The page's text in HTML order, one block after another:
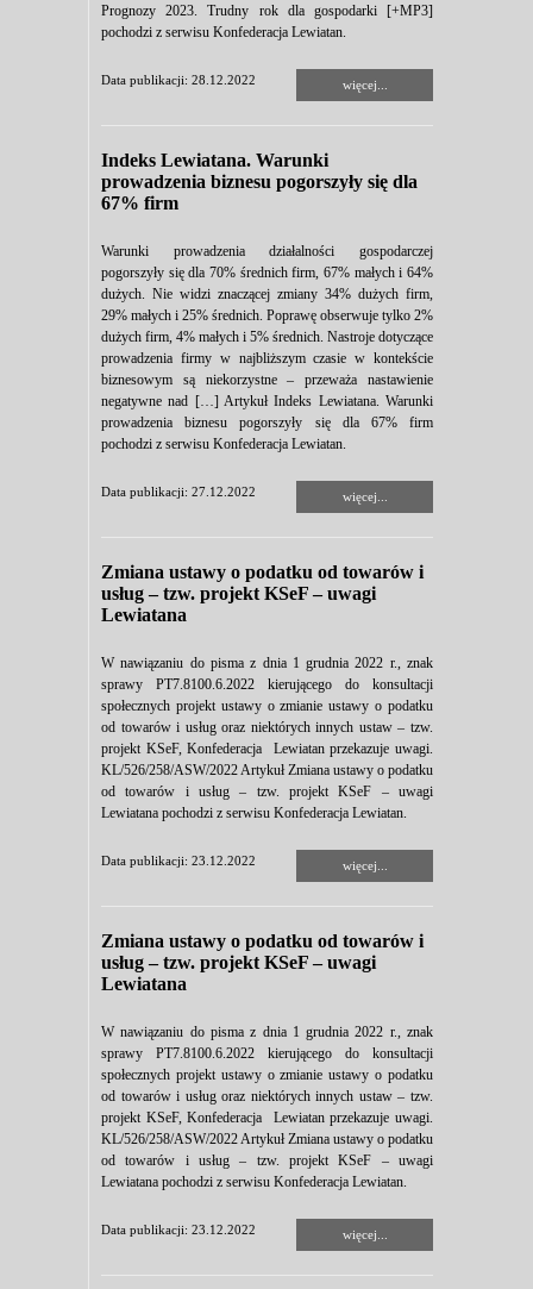
Prognozy 2023. Trudny rok dla gospodarki [+MP3]
pochodzi z serwisu Konfederacja Lewiatan.
Data publikacji: 28.12.2022 więcej...
Indeks Lewiatana. Warunki
prowadzenia biznesu pogorszyły się dla
67% firm
Warunki prowadzenia działalności gospodarczej
pogorszyły się dla 70% średnich firm, 67% małych i 64%
dużych. Nie widzi znaczącej zmiany 34% dużych firm,
29% małych i 25% średnich. Poprawę obserwuje tylko 2%
dużych firm, 4% małych i 5% średnich. Nastroje dotyczące
prowadzenia firmy w najbliższym czasie w kontekście
biznesowym są niekorzystne – przeważa nastawienie
negatywne nad […] Artykuł Indeks Lewiatana. Warunki
prowadzenia biznesu pogorszyły się dla 67% firm
pochodzi z serwisu Konfederacja Lewiatan.
Data publikacji: 27.12.2022 więcej...
Zmiana ustawy o podatku od towarów i
usług – tzw. projekt KSeF – uwagi
Lewiatana
W nawiązaniu do pisma z dnia 1 grudnia 2022 r., znak
sprawy PT7.8100.6.2022 kierującego do konsultacji
społecznych projekt ustawy o zmianie ustawy o podatku
od towarów i usług oraz niektórych innych ustaw – tzw.
projekt KSeF, Konfederacja Lewiatan przekazuje uwagi.
KL/526/258/ASW/2022 Artykuł Zmiana ustawy o podatku
od towarów i usług – tzw. projekt KSeF – uwagi
Lewiatana pochodzi z serwisu Konfederacja Lewiatan.
Data publikacji: 23.12.2022 więcej...
Zmiana ustawy o podatku od towarów i
usług – tzw. projekt KSeF – uwagi
Lewiatana
W nawiązaniu do pisma z dnia 1 grudnia 2022 r., znak
sprawy PT7.8100.6.2022 kierującego do konsultacji
społecznych projekt ustawy o zmianie ustawy o podatku
od towarów i usług oraz niektórych innych ustaw – tzw.
projekt KSeF, Konfederacja Lewiatan przekazuje uwagi.
KL/526/258/ASW/2022 Artykuł Zmiana ustawy o podatku
od towarów i usług – tzw. projekt KSeF – uwagi
Lewiatana pochodzi z serwisu Konfederacja Lewiatan.
Data publikacji: 23.12.2022 więcej...